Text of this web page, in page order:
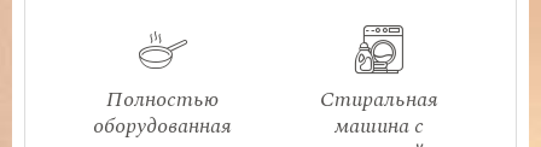
Полностью
оборудованная
Стиральная
машина с